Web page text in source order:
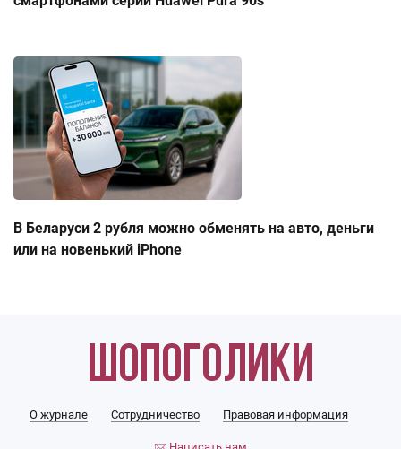
В Беларуси 2 рубля можно обменять на авто, деньги
или на новенький iPhone
О журнале Сотрудничество Правовая информация